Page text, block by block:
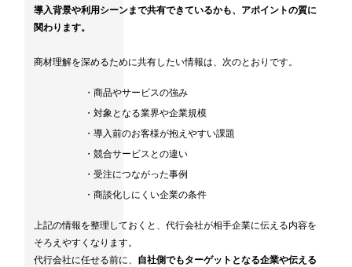
導入背景や利用シーンまで共有できているかも、アポイントの質に
関わります。
商材理解を深めるために共有したい情報は、次のとおりです。
・商品やサービスの強み
・対象となる業界や企業規模
・導入前のお客様が抱えやすい課題
・競合サービスとの違い
・受注につながった事例
・商談化しにくい企業の条件
上記の情報を整理しておくと、代行会社が相手企業に伝える内容を
そろえやすくなります。
代行会社に任せる前に、
自社側でもターゲットとなる企業や伝える